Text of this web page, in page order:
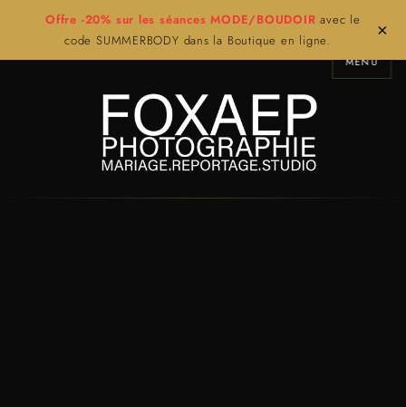
Offre -20% sur les séances MODE/BOUDOIR avec le
code SUMMERBODY dans la Boutique en ligne.
×
MENU